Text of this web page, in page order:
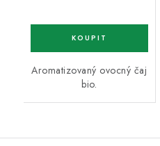
Aromatizovaný ovocný čaj
bio.